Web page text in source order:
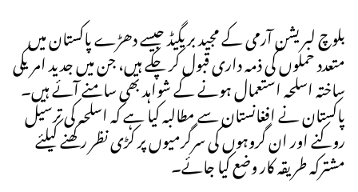
بلوچ لبریشن آرمی کے مجید بریگیڈ جیسے دھڑے پاکستان میں
متعدد حملوں کی ذمہ داری قبول کر چکے ہیں، جن میں جدید امریکی
ساختہ اسلحہ استعمال ہونے کے شواہد بھی سامنے آئے ہیں۔
پاکستان نے افغانستان سے مطالبہ کیا ہے کہ اسلحہ کی ترسیل
روکنے اور ان گروہوں کی سرگرمیوں پر کڑی نظر رکھنے کیلئے
مشترکہ طریقہ کار وضع کیا جائے۔